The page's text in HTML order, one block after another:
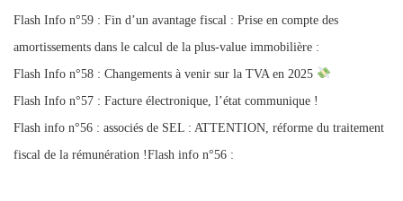
Flash Info n°59 : Fin d’un avantage fiscal : Prise en compte des
amortissements dans le calcul de la plus-value immobilière :
Flash Info n°58 : Changements à venir sur la TVA en 2025
Flash Info n°57 : Facture électronique, l’état communique !
Flash info n°56 : associés de SEL : ATTENTION, réforme du traitement
fiscal de la rémunération !Flash info n°56 :